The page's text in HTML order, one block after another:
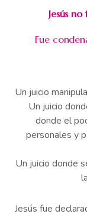
Jesús
Fue
Un juicio
Un juicio
donde el
personales y
Un juicio donde
Jesús fue